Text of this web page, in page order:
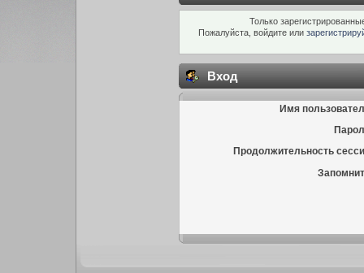
Только
Пожалуйста, войдите или
Вход
Имя
Продолжительность